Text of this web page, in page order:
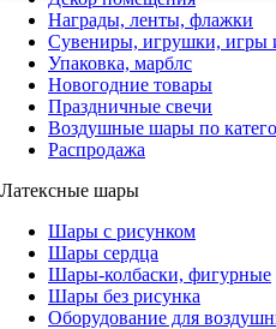
Награды, ленты, флажки
Сувениры, игрушки, игры
Упаковка, марблс
Новогодние товары
Праздничные свечи
Воздушные шары по
Распродажа
Латексные шары
Шары с рисунком
Шары сердца
Шары-колбаски, фигурные
Шары без рисунка
Оборудование для